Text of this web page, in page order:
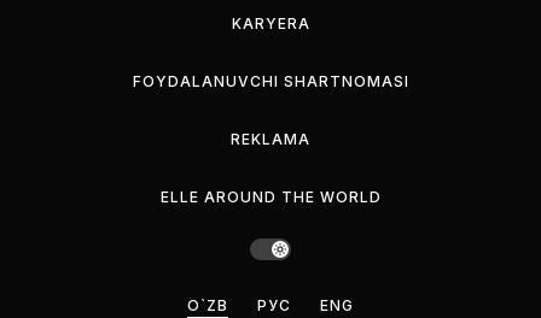
KARYERA
FOYDALANUVCHI SHARTNOMASI
REKLAMA
ELLE AROUND THE WORLD
O`ZB РУС ENG